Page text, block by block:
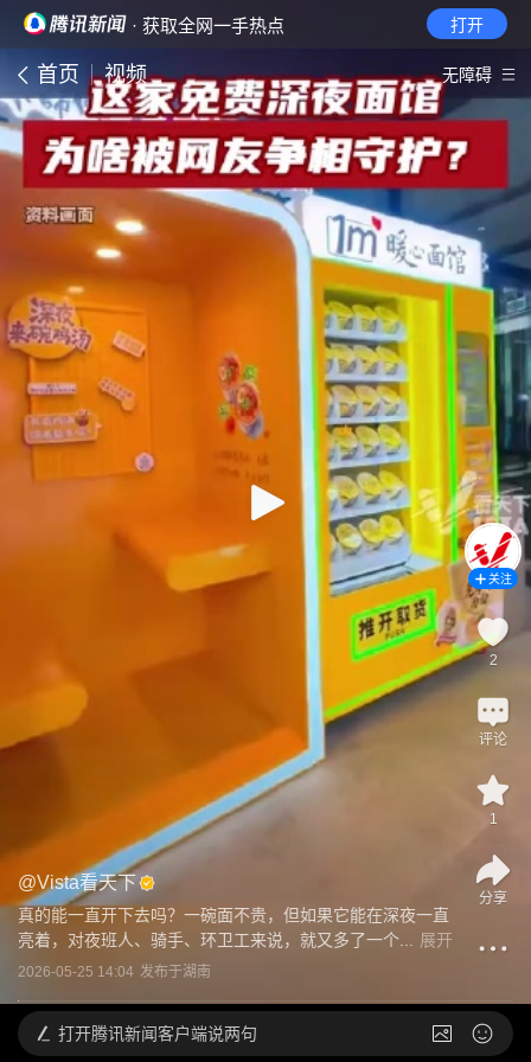
· 获取全网一手热点 打开
首页 视频 无障碍
@Vista看天下
真的能一直开下去吗？一碗面不贵，但如果它能在深夜一直
亮着，对夜班人、骑手、环卫工来说，就又多了一个...
展开
2026-05-25 14:04 发布于湖南
关注
2
评论
1
分享
打开腾讯新闻客户端说两句